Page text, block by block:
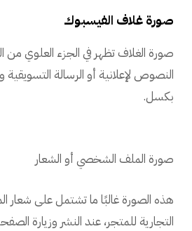
صورة غلاف الفيسبوك
صورة الغلاف تظهر في الجزء العلوي
بكسل.
صورة الملف الشخصي أو الشعار
هذه الصورة غالبًا ما تشتمل على شعار
التجارية للمتجر، عند النشر وزيارة